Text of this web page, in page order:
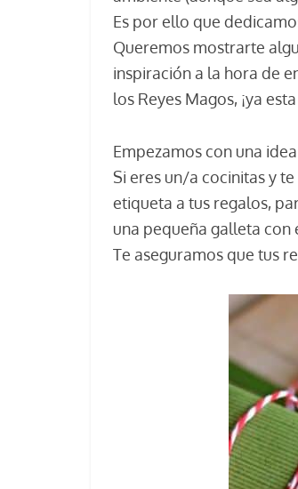
Es por ello que
Queremos mostrarte
inspiración a la hora de
los Reyes Magos, ¡ya
Empezamos con una
Si eres un/a cocinitas y
etiqueta a tus regalos,
una pequeña galleta con
Te aseguramos que tus